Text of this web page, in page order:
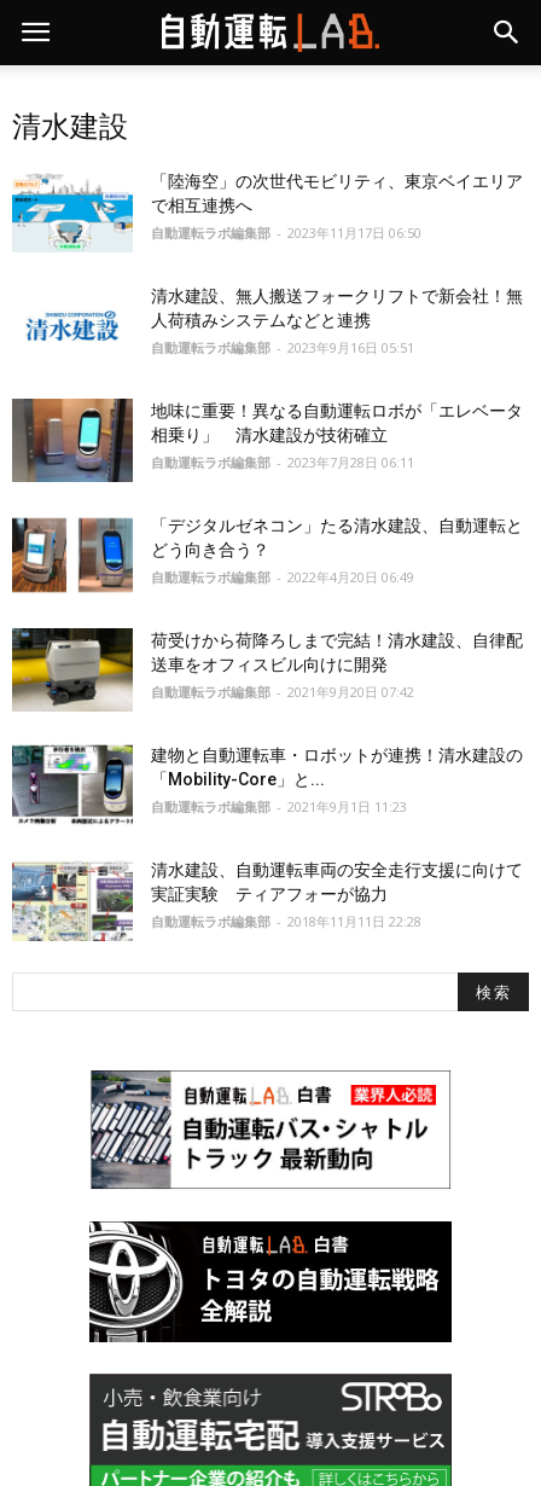
清水建設
「陸海空」の次世代モビリティ、東京ベイエリア
で相互連携へ
自動運転ラボ編集部 - 2023年11月17日 06:50
清水建設、無人搬送フォークリフトで新会社！無
人荷積みシステムなどと連携
自動運転ラボ編集部 - 2023年9月16日 05:51
地味に重要！異なる自動運転ロボが「エレベータ
相乗り」 清水建設が技術確立
自動運転ラボ編集部 - 2023年7月28日 06:11
「デジタルゼネコン」たる清水建設、自動運転と
どう向き合う？
自動運転ラボ編集部 - 2022年4月20日 06:49
荷受けから荷降ろしまで完結！清水建設、自律配
送車をオフィスビル向けに開発
自動運転ラボ編集部 - 2021年9月20日 07:42
建物と自動運転車・ロボットが連携！清水建設の
「Mobility-Core」と...
自動運転ラボ編集部 - 2021年9月1日 11:23
清水建設、自動運転車両の安全走行支援に向けて
実証実験 ティアフォーが協力
自動運転ラボ編集部 - 2018年11月11日 22:28